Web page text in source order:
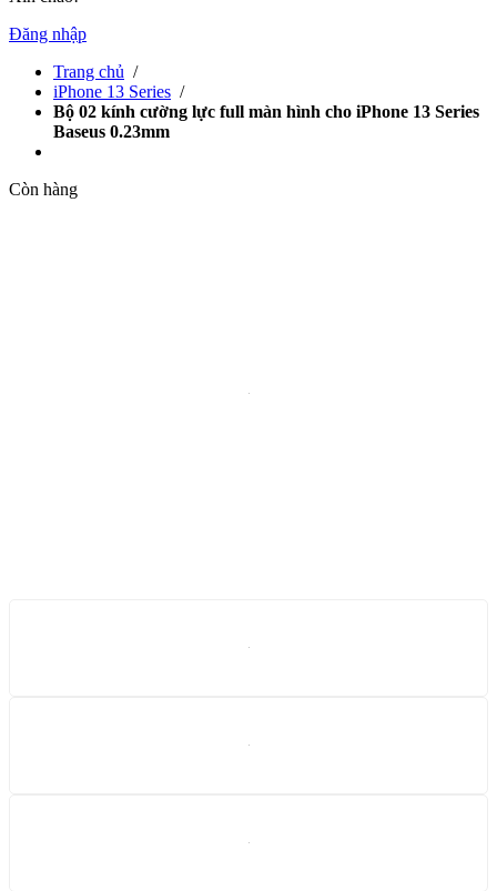
Đăng nhập
Trang chủ /
iPhone 13 Series /
Bộ 02 kính cường lực full màn hình cho iPhone 13 Series
Baseus 0.23mm
Còn hàng